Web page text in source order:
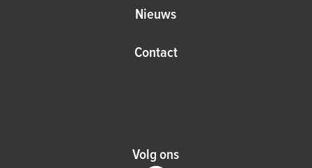
Nieuws
Contact
Volg ons